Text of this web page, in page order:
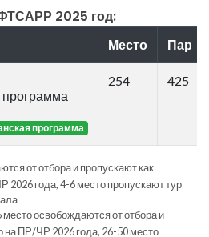
2025 год:
Место Пар
программа
программа
254 425
от отбора и пропускают как
2026 года, 4-6 место пропускают тур
освобождаются от отбора и
на ПР/ЧР 2026 года, 26-50 место